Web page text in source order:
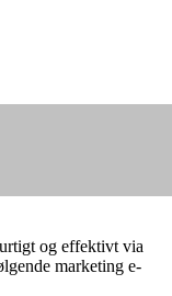
og effektivt via
marketing e-